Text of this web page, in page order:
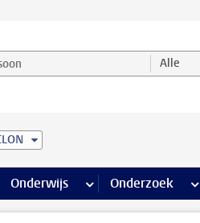
en selecteer categorie Alle
Faciliteiten pagina’s
Onderwijs meer Onderwijs
Onderzoek